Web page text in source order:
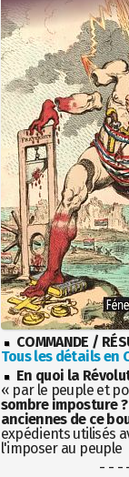
COMMANDE /
Tous les détails en
En quoi la
« par le peuple et
sombre imposture ?
anciennes de ce
expédients utilisés
l'imposer au peuple
- - -